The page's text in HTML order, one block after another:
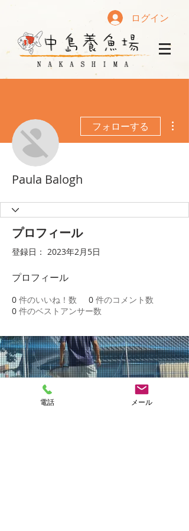
ログイン
フォローする
Paula Balogh
プロフィール
登録日： 2023年2月5日
プロフィール
0 件のいいね！数 0 件のコメント数
0 件のベストアンサー数
NAKASHIMA
FISH FARM
電話 メール